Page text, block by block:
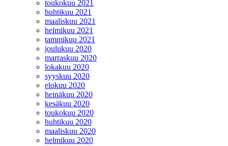
toukokuu 2021
huhtikuu 2021
maaliskuu 2021
helmikuu 2021
tammikuu 2021
joulukuu 2020
marraskuu 2020
lokakuu 2020
syyskuu 2020
elokuu 2020
heinäkuu 2020
kesäkuu 2020
toukokuu 2020
huhtikuu 2020
maaliskuu 2020
helmikuu 2020